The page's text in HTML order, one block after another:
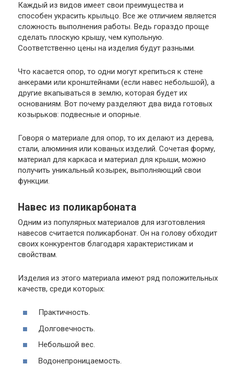
Каждый из видов имеет свои преимущества и
способен украсить крыльцо. Все же отличием является
сложность выполнения работы. Ведь гораздо проще
сделать плоскую крышу, чем купольную.
Соответственно цены на изделия будут разными.
Что касается опор, то одни могут крепиться к стене
анкерами или кронштейнами (если навес небольшой), а
другие вкапываться в землю, которая будет их
основаниям. Вот почему разделяют два вида готовых
козырьков: подвесные и опорные.
Говоря о материале для опор, то их делают из дерева,
стали, алюминия или кованых изделий. Сочетая форму,
материал для каркаса и материал для крыши, можно
получить уникальный козырек, выполняющий свои
функции.
Навес из поликарбоната
Одним из популярных материалов для изготовления
навесов считается поликарбонат. Он на голову обходит
своих конкурентов благодаря характеристикам и
свойствам.
Изделия из этого материала имеют ряд положительных
качеств, среди которых:
Практичность.
Долговечность.
Небольшой вес.
Водонепроницаемость.